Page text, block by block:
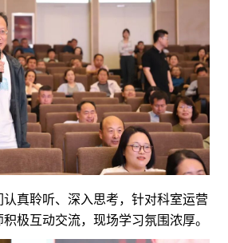
聆听、深入思考，针对科室运营
极互动交流，现场学习氛围浓厚。